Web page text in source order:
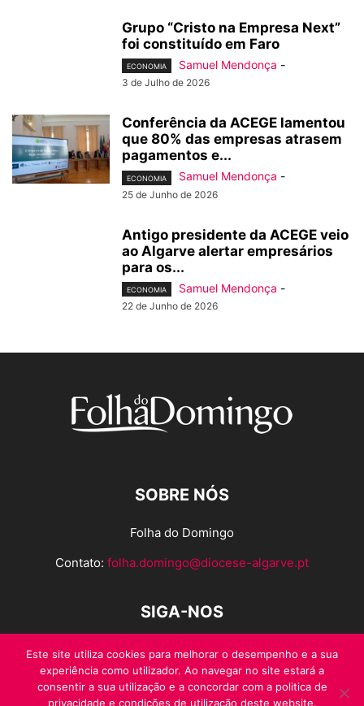
Grupo “Cristo na Empresa Next”
foi constituído em Faro
ECONOMIA Samuel Mendonça -
3 de Julho de 2026
Conferência da ACEGE lamentou
que 80% das empresas atrasem
pagamentos e...
ECONOMIA Samuel Mendonça -
25 de Junho de 2026
Antigo presidente da ACEGE veio
ao Algarve alertar empresários
para os...
ECONOMIA Samuel Mendonça -
22 de Junho de 2026
SOBRE NÓS
Folha do Domingo
Contato: folha.domingo@diocese-algarve.pt
SIGA-NOS
Este site utiliza cookies para melhorar o desempenho e a sua
experiência como utilizador. Ao navegar no site estará a
consentir a sua utilização e a concordar com a politica de
privacidade e condições de utilização deste website.